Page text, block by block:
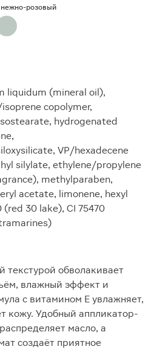
розовый
liquidum (mineral oil),
copolymer,
hydrogenated
VP/hexadecene
silylate, ethylene/propylene
methylparaben,
acetate, limonene, hexyl
30 lake), CI 75470
текстурой обволакивает
влажный эффект и
с витамином Е увлажняет,
кожу. Удобный аппликатор-
масло, а
создаёт приятное